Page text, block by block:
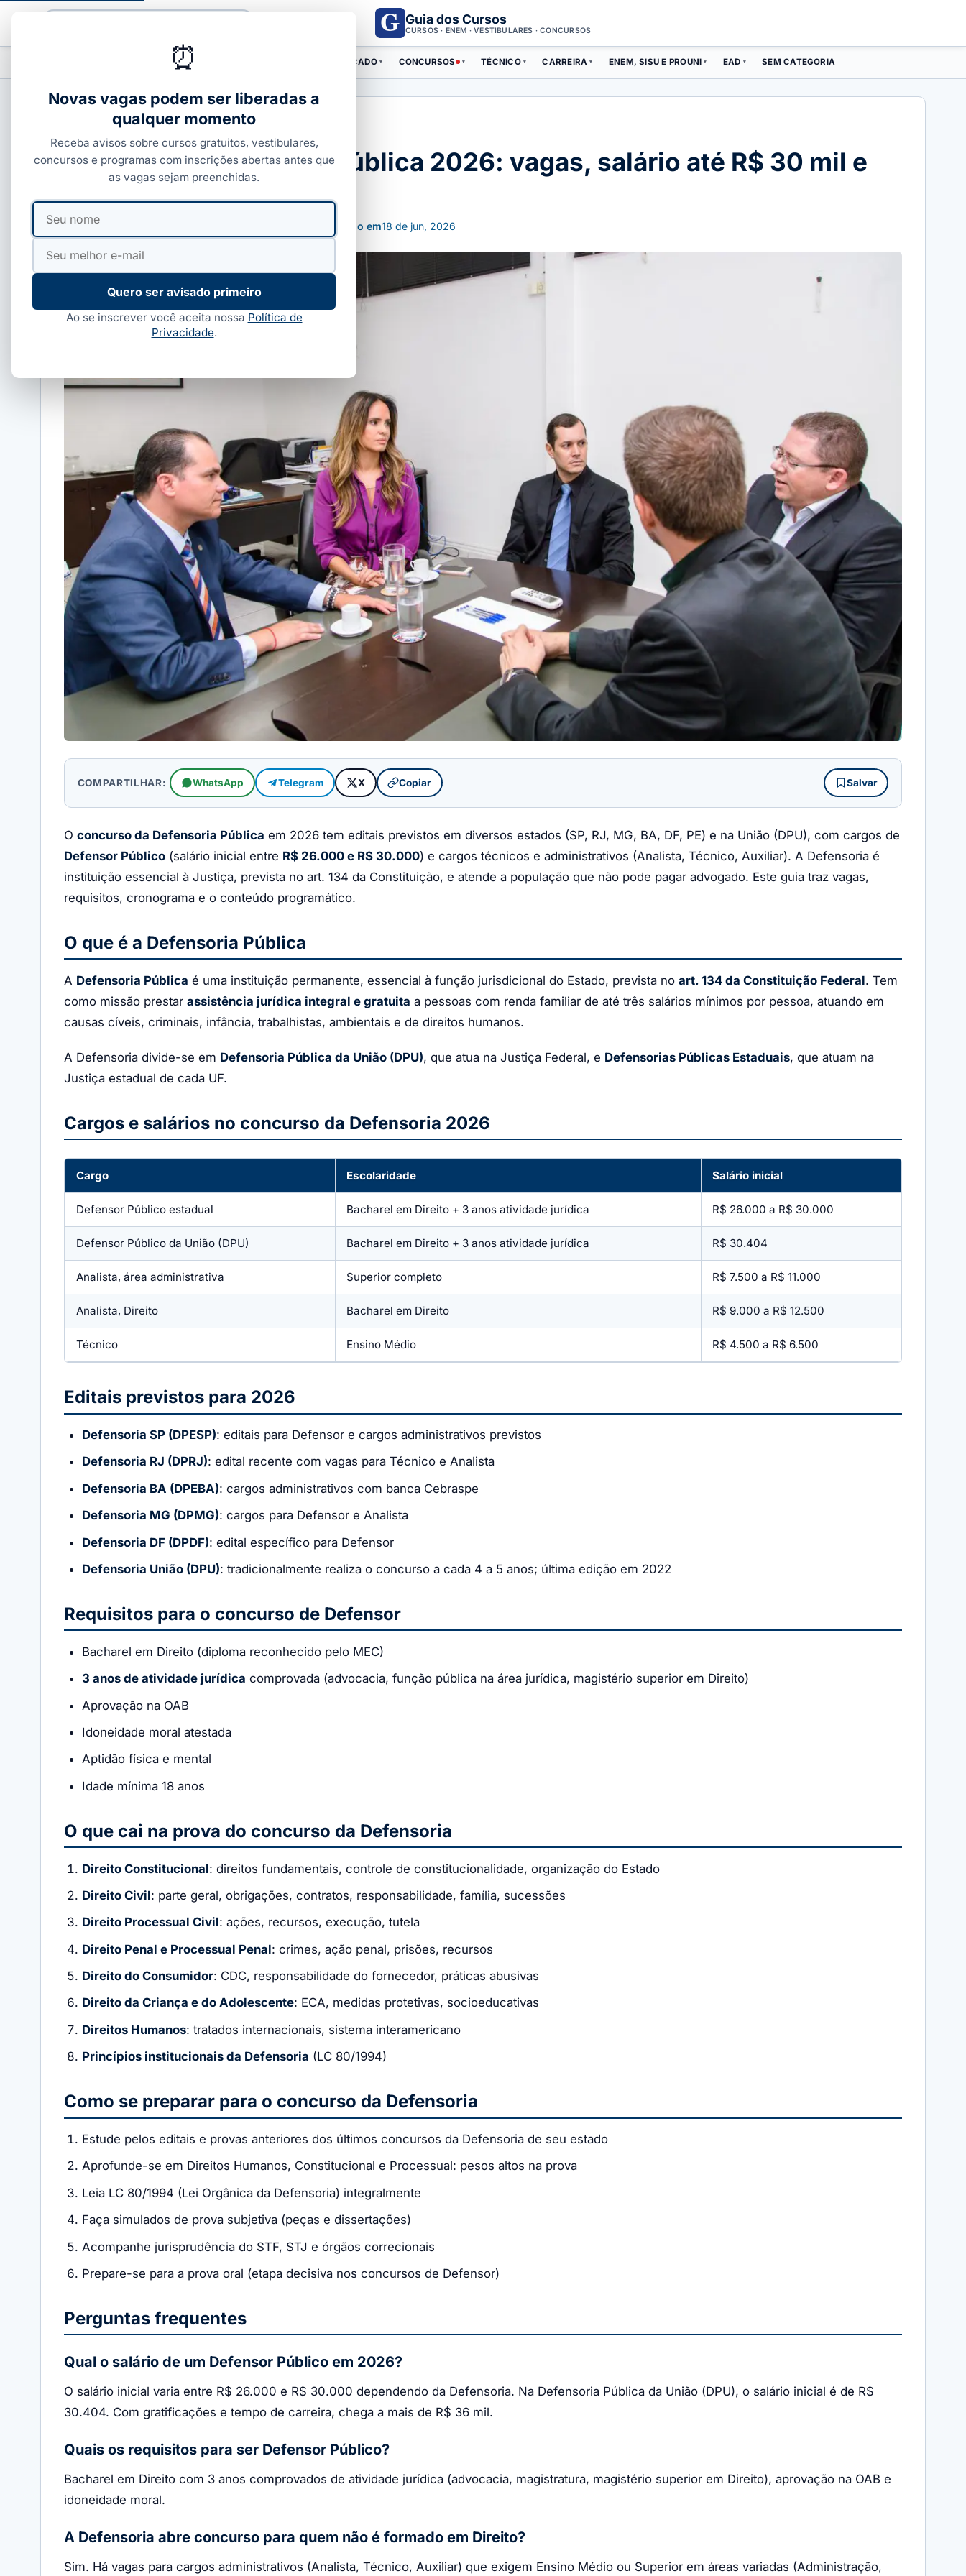
Guia dos Cursos
CURSOS · ENEM · VESTIBULARES · CONCURSOS
PROFISSIONALIZANTES CURSOS COM CERTIFICADO ▾ CONCURSOS ▾ TÉCNICO ▾ CARREIRA ▾ ENEM, SISU E PROUNI ▾ EAD ▾ SEM CATEGORIA
CONCURSOS ESTADUAIS
Concurso Defensoria Pública 2026: vagas, salário até R$ 30 mil e
cargos
PorIvan Alves Atualizado em18 de jun, 2026
COMPARTILHAR: WhatsApp Telegram X Copiar Salvar
O concurso da Defensoria Pública em 2026 tem editais previstos em diversos estados (SP, RJ, MG, BA, DF, PE) e na União (DPU), com cargos de
Defensor Público (salário inicial entre R$ 26.000 e R$ 30.000) e cargos técnicos e administrativos (Analista, Técnico, Auxiliar). A Defensoria é
instituição essencial à Justiça, prevista no art. 134 da Constituição, e atende a população que não pode pagar advogado. Este guia traz vagas,
requisitos, cronograma e o conteúdo programático.
O que é a Defensoria Pública
A Defensoria Pública é uma instituição permanente, essencial à função jurisdicional do Estado, prevista no art. 134 da Constituição Federal. Tem
como missão prestar assistência jurídica integral e gratuita a pessoas com renda familiar de até três salários mínimos por pessoa, atuando em
causas cíveis, criminais, infância, trabalhistas, ambientais e de direitos humanos.
A Defensoria divide-se em Defensoria Pública da União (DPU), que atua na Justiça Federal, e Defensorias Públicas Estaduais, que atuam na
Justiça estadual de cada UF.
Cargos e salários no concurso da Defensoria 2026
Cargo Escolaridade Salário inicial
Defensor Público estadual Bacharel em Direito + 3 anos atividade jurídica R$ 26.000 a R$ 30.000
Defensor Público da União (DPU) Bacharel em Direito + 3 anos atividade jurídica R$ 30.404
Analista, área administrativa Superior completo R$ 7.500 a R$ 11.000
Analista, Direito Bacharel em Direito R$ 9.000 a R$ 12.500
Técnico Ensino Médio R$ 4.500 a R$ 6.500
Editais previstos para 2026
Defensoria SP (DPESP): editais para Defensor e cargos administrativos previstos
Defensoria RJ (DPRJ): edital recente com vagas para Técnico e Analista
Defensoria BA (DPEBA): cargos administrativos com banca Cebraspe
Defensoria MG (DPMG): cargos para Defensor e Analista
Defensoria DF (DPDF): edital específico para Defensor
Defensoria União (DPU): tradicionalmente realiza o concurso a cada 4 a 5 anos; última edição em 2022
Requisitos para o concurso de Defensor
Bacharel em Direito (diploma reconhecido pelo MEC)
3 anos de atividade jurídica comprovada (advocacia, função pública na área jurídica, magistério superior em Direito)
Aprovação na OAB
Idoneidade moral atestada
Aptidão física e mental
Idade mínima 18 anos
O que cai na prova do concurso da Defensoria
Direito Constitucional: direitos fundamentais, controle de constitucionalidade, organização do Estado
Direito Civil: parte geral, obrigações, contratos, responsabilidade, família, sucessões
Direito Processual Civil: ações, recursos, execução, tutela
Direito Penal e Processual Penal: crimes, ação penal, prisões, recursos
Direito do Consumidor: CDC, responsabilidade do fornecedor, práticas abusivas
Direito da Criança e do Adolescente: ECA, medidas protetivas, socioeducativas
Direitos Humanos: tratados internacionais, sistema interamericano
Princípios institucionais da Defensoria (LC 80/1994)
Como se preparar para o concurso da Defensoria
Estude pelos editais e provas anteriores dos últimos concursos da Defensoria de seu estado
Aprofunde-se em Direitos Humanos, Constitucional e Processual: pesos altos na prova
Leia LC 80/1994 (Lei Orgânica da Defensoria) integralmente
Faça simulados de prova subjetiva (peças e dissertações)
Acompanhe jurisprudência do STF, STJ e órgãos correcionais
Prepare-se para a prova oral (etapa decisiva nos concursos de Defensor)
Perguntas frequentes
Qual o salário de um Defensor Público em 2026?
O salário inicial varia entre R$ 26.000 e R$ 30.000 dependendo da Defensoria. Na Defensoria Pública da União (DPU), o salário inicial é de R$
30.404. Com gratificações e tempo de carreira, chega a mais de R$ 36 mil.
Quais os requisitos para ser Defensor Público?
Bacharel em Direito com 3 anos comprovados de atividade jurídica (advocacia, magistratura, magistério superior em Direito), aprovação na OAB e
idoneidade moral.
A Defensoria abre concurso para quem não é formado em Direito?
Sim. Há vagas para cargos administrativos (Analista, Técnico, Auxiliar) que exigem Ensino Médio ou Superior em áreas variadas (Administração,
⏰
Novas vagas podem ser liberadas a
qualquer momento
Receba avisos sobre cursos gratuitos, vestibulares,
concursos e programas com inscrições abertas antes que
as vagas sejam preenchidas.
Seu
nome
Seu
mail
Quero ser avisado primeiro
Ao se inscrever você aceita nossa Política de
Privacidade.